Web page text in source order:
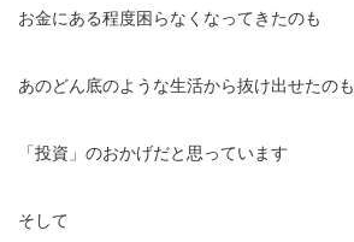
お金にある程度困らなくなってきたのも
あのどん底のような生活から抜け出せたのも
「投資」のおかげだと思っています
そして